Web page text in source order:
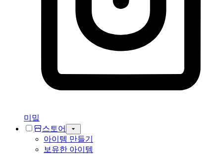
미밐
스토어
아이템 만들기
보유한 아이템